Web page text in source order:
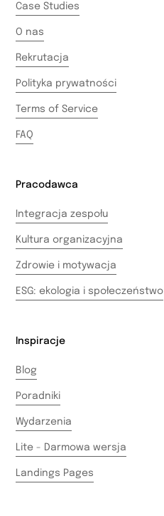
Case Studies
O nas
Rekrutacja
Polityka prywatności
Terms of Service
FAQ
Pracodawca
Integracja zespołu
Kultura organizacyjna
Zdrowie i motywacja
ESG: ekologia i społeczeństwo
Inspiracje
Blog
Poradniki
Wydarzenia
Lite - Darmowa wersja
Landings Pages